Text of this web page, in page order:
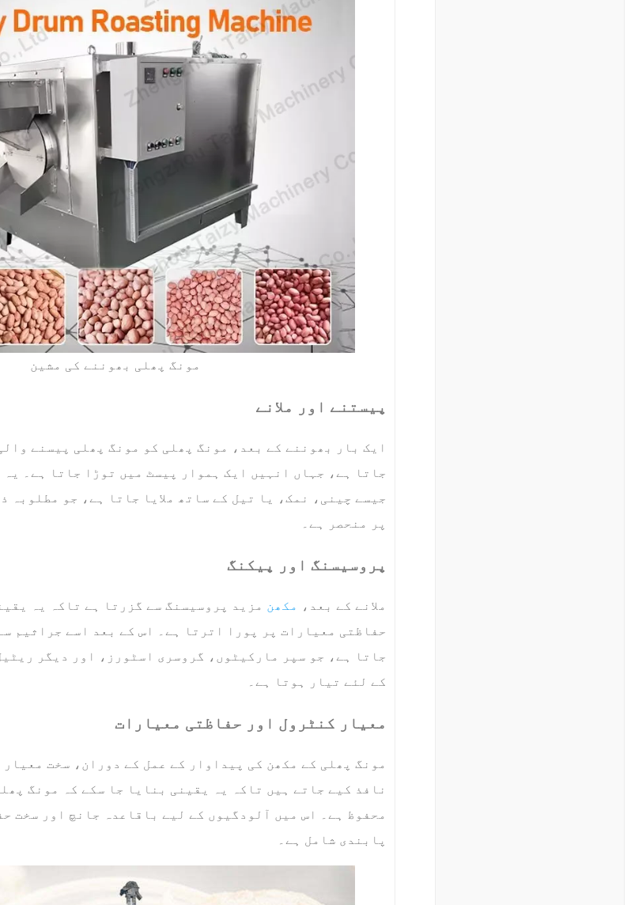
مونگ پھلی بھوننے کی مشین
پیستنے اور ملانے
ایک بار بھوننے کے بعد، مونگ پھلی کو مونگ پھلی پیسنے
جاتا ہے، جہاں انہیں ایک ہموار پیسٹ میں توڑا جاتا ہے۔ یہ
جیسے چینی، نمک، یا تیل کے ساتھ ملایا جاتا ہے، جو مطلوبہ
پر منحصر ہے۔
پروسیسنگ اور پیکنگ
ملانے کے بعد، مکھن مزید پروسیسنگ سے گزرتا ہے تاکہ یہ
حفاظتی معیارات پر پورا اترتا ہے۔ اس کے بعد اسے جراثیم
جاتا ہے، جو سپر مارکیٹوں، گروسری اسٹورز، اور دیگر
کے لئے تیار ہوتا ہے۔
معیار کنٹرول اور حفاظتی معیارات
مونگ پھلی کے مکھن کی پیداوار کے عمل کے دوران، سخت
نافذ کیے جاتے ہیں تاکہ یہ یقینی بنایا جا سکے کہ مونگ
محفوظ ہے۔ اس میں آلودگیوں کے لیے باقاعدہ جانچ اور سخت
پابندی شامل ہے۔